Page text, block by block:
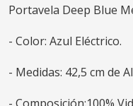
Portavela Deep Blue
- Color: Azul Eléctrico.
- Medidas: 42,5 cm de